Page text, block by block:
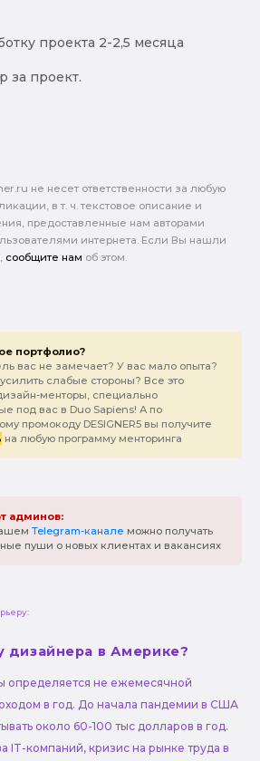
проекта 2-2,5 месяца
за проект.
не несет ответственности за любую
в т. ч. текстовое описание и
предоставленные нам авторами
интернета. Если Вы нашли
сообщите нам об этом.
портфолио?
вас не замечает? У вас мало опыта?
слабые стороны? Все это
менторы, специально
под вас в Duo Sapiens! А по
промокоду DESIGNER5 вы получите
на любую программу менторинга
админов:
Telegram-канале можно получать
пуши о новых клиентах и вакансиях
дизайнера в Америке?
определяется не ежемесячной
в год. До начала пандемии в США
около 60-100 тыс долларов в год.
IT-компаний, кризис на рынке труда в